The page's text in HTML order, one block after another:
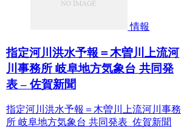
情報
指定河川洪水予報＝木曽川上流河
川事務所 岐阜地方気象台 共同発
表 – 佐賀新聞
指定河川洪水予報＝木曽川上流河川事務
所 岐阜地方気象台 共同発表 佐賀新聞